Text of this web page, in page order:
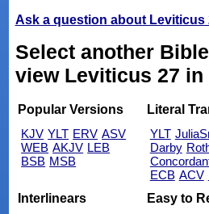
Ask a question about Leviticus
Select another
view Leviticus 27 in
Popular Versions
KJV YLT ERV ASV
WEB AKJV LEB
BSB MSB
Literal
YLT
Darby
ECB ACV
Interlinears
Easy to